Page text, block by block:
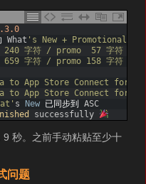
What 's New + Promotional
字符 / promo  57 字符
659 字符 / promo 158 字符
to App Store Connect for
to App Store Connect for
s New 已同步到
ASC
successfully
秒。之前手动粘贴至少十
问题